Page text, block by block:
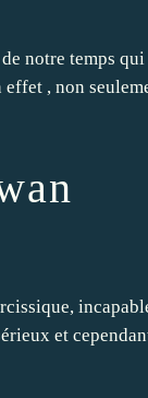
notre temps
, non
et